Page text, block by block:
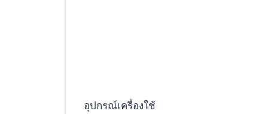
อุปกรณ์เครื่องใช้